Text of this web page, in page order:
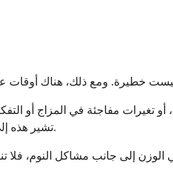
أو تغيرات مفاجئة في المزاج
تشير هذه إلى أن دوائك يحتاج إلى تعديل فوري أو أن هناك مشكلة أخرى تحدث.